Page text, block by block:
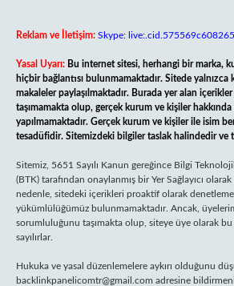
Reklam ve İletişim: Skype:
Yasal Uyarı: Bu internet sitesi, herhangi bir marka,
hiçbir bağlantısı bulunmamaktadır. Sitede yalnızca
makaleler paylaşılmaktadır. Burada yer alan
taşımamakta olup, gerçek kurum ve kişiler hakkında
yapılmamaktadır. Gerçek kurum ve kişiler ile isim
tesadüfidir. Sitemizdeki bilgiler taslak halindedir ve
Sitemiz, 5651 Sayılı Kanun gereğince Bilgi
(BTK) tarafından onaylanmış bir Yer Sağlayıcı
nedenle, sitedeki içerikleri proaktif olarak denetleme
yükümlülüğümüz bulunmamaktadır. Ancak,
sorumluluğunu taşımakta olup, siteye üye olarak
sayılırlar.
Hukuka ve yasal düzenlemelere aykırı olduğunu
backlinkpanelicomtr@gmail.com adresine